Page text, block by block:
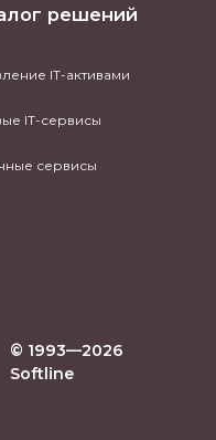
решений
IT-активами
IT-сервисы
сервисы
© 1993—2026
Softline